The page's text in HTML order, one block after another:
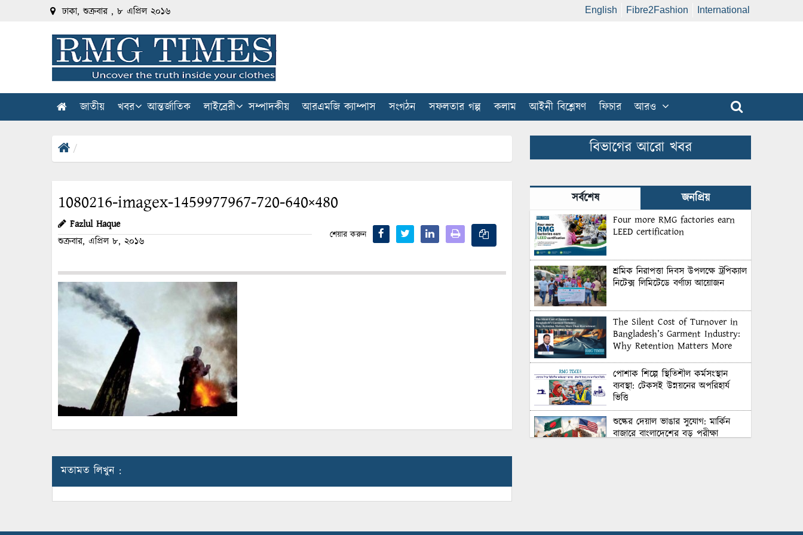
ঢাকা, শুক্রবার , ৮ এপ্রিল ২০১৬ English Fibre2Fashion International
জাতীয় খবর আন্তর্জাতিক লাইব্রেরী সম্পাদকীয় আরএমজি ক্যাম্পাস সংগঠন সফলতার গল্প কলাম আইনী বিশ্লেষণ ফিচার আরও
1080216-imagex-1459977967-720-640×480
Fazlul Haque
শুক্রবার, এপ্রিল ৮, ২০১৬
শেয়ার করুন
মতামত লিখুন :
বিভাগের আরো খবর
সর্বশেষ জনপ্রিয়
Four more RMG factories earn
LEED certification
শ্রমিক নিরাপত্তা দিবস উপলক্ষে ট্রপিক্যাল
নিটেক্স লিমিটেডে বর্ণাঢ্য আয়োজন
The Silent Cost of Turnover in
Bangladesh’s Garment Industry:
Why Retention Matters More
পোশাক শিল্পে স্থিতিশীল কর্মসংস্থান
ব্যবস্থা: টেকসই উন্নয়নের অপরিহার্য
ভিত্তি
শুল্কের দেয়াল ভাঙার সুযোগ: মার্কিন
বাজারে বাংলাদেশের বড় পরীক্ষা
Control Union Bangladesh Hosts